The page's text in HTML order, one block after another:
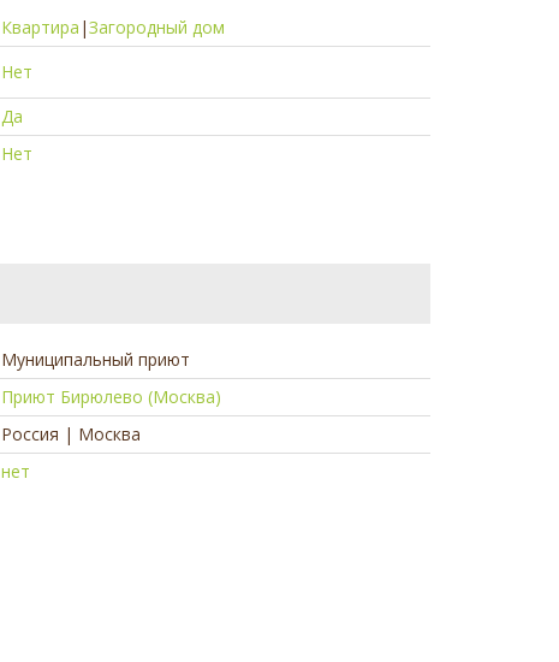
Квартира |Загородный дом
Нет
Да
Нет
Муниципальный приют
Приют Бирюлево (Москва)
Россия | Москва
нет